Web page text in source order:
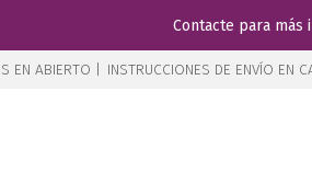
Contacte para
EN ABIERTO | INSTRUCCIONES DE ENVÍO EN